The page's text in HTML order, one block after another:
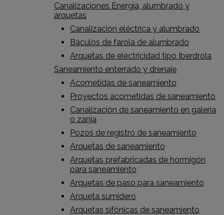
Canalizaciones Energía, alumbrado y
árquetas
Canalización eléctrica y alumbrado
Báculos de farola de alumbrado
Arquetas de electricidad tipo Iberdrola
Saneamiento enterrado y drenaje
Acometidas de saneamiento
Proyectos acometidas de saneamiento
Canalización de saneamiento en galería
o zanja
Pozos de registro de saneamiento
Arquetas de saneamiento
Arquetas prefabricadas de hormigón
para saneamiento
Arquetas de paso para saneamiento
Arqueta sumidero
Arquetas sifónicas de saneamiento